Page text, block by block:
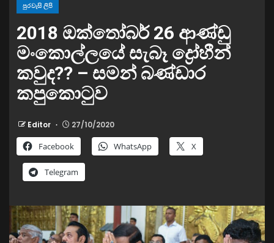
පුරවැසි ලිපි
2018 ඔක්තෝබර් 26 ආණ්ඩු
මංකොල්ලයේ සැබෑ ද්‍රෝහීන්
කවුද?? – සමන් බණ්ඩාර
කපුකොටුව
Editor 27/10/2020
Facebook WhatsApp X
Telegram